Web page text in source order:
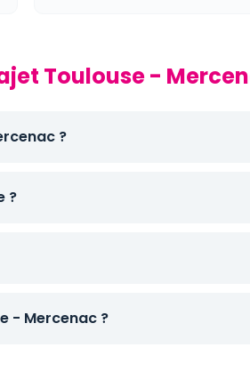
Toulouse -
?
?
- Mercenac ?